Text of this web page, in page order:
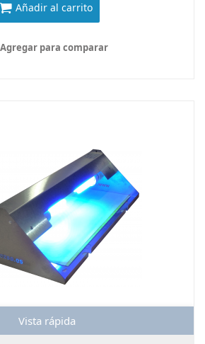
Añadir al carrito
Agregar para comparar
Vista rápida